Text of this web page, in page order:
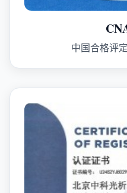
中国合格评